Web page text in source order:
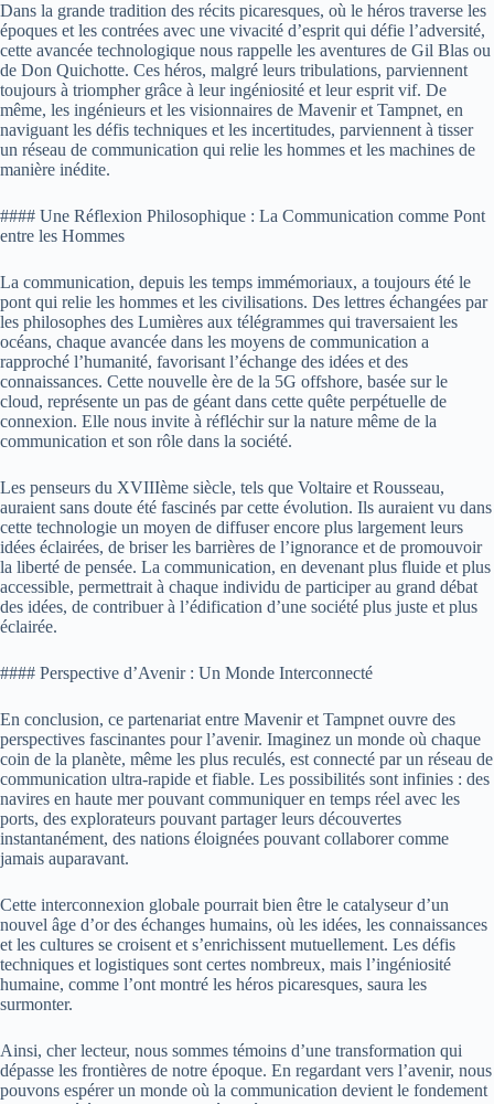
Dans la grande tradition des récits picaresques, où le héros traverse les
époques et les contrées avec une vivacité d’esprit qui défie l’adversité,
cette avancée technologique nous rappelle les aventures de Gil Blas ou
de Don Quichotte. Ces héros, malgré leurs tribulations, parviennent
toujours à triompher grâce à leur ingéniosité et leur esprit vif. De
même, les ingénieurs et les visionnaires de Mavenir et Tampnet, en
naviguant les défis techniques et les incertitudes, parviennent à tisser
un réseau de communication qui relie les hommes et les machines de
manière inédite.
#### Une Réflexion Philosophique : La Communication comme Pont
entre les Hommes
La communication, depuis les temps immémoriaux, a toujours été le
pont qui relie les hommes et les civilisations. Des lettres échangées par
les philosophes des Lumières aux télégrammes qui traversaient les
océans, chaque avancée dans les moyens de communication a
rapproché l’humanité, favorisant l’échange des idées et des
connaissances. Cette nouvelle ère de la 5G offshore, basée sur le
cloud, représente un pas de géant dans cette quête perpétuelle de
connexion. Elle nous invite à réfléchir sur la nature même de la
communication et son rôle dans la société.
Les penseurs du XVIIIème siècle, tels que Voltaire et Rousseau,
auraient sans doute été fascinés par cette évolution. Ils auraient vu dans
cette technologie un moyen de diffuser encore plus largement leurs
idées éclairées, de briser les barrières de l’ignorance et de promouvoir
la liberté de pensée. La communication, en devenant plus fluide et plus
accessible, permettrait à chaque individu de participer au grand débat
des idées, de contribuer à l’édification d’une société plus juste et plus
éclairée.
#### Perspective d’Avenir : Un Monde Interconnecté
En conclusion, ce partenariat entre Mavenir et Tampnet ouvre des
perspectives fascinantes pour l’avenir. Imaginez un monde où chaque
coin de la planète, même les plus reculés, est connecté par un réseau de
communication ultra-rapide et fiable. Les possibilités sont infinies : des
navires en haute mer pouvant communiquer en temps réel avec les
ports, des explorateurs pouvant partager leurs découvertes
instantanément, des nations éloignées pouvant collaborer comme
jamais auparavant.
Cette interconnexion globale pourrait bien être le catalyseur d’un
nouvel âge d’or des échanges humains, où les idées, les connaissances
et les cultures se croisent et s’enrichissent mutuellement. Les défis
techniques et logistiques sont certes nombreux, mais l’ingéniosité
humaine, comme l’ont montré les héros picaresques, saura les
surmonter.
Ainsi, cher lecteur, nous sommes témoins d’une transformation qui
dépasse les frontières de notre époque. En regardant vers l’avenir, nous
pouvons espérer un monde où la communication devient le fondement